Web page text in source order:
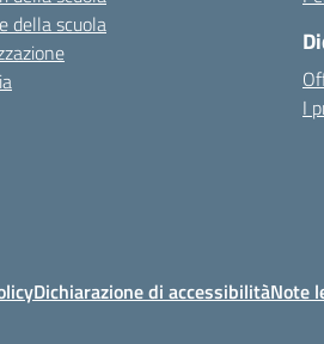
della scuola
I
Dichiarazione di accessibilitàNote